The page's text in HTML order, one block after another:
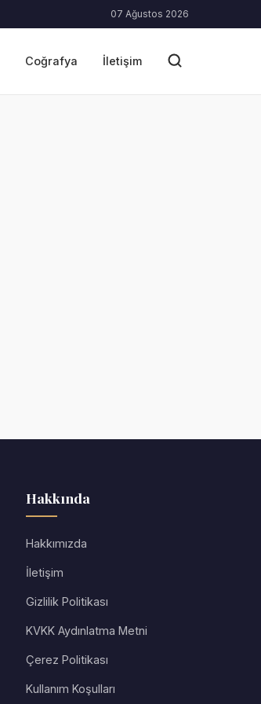
07 Ağustos 2026
Coğrafya İletişim
Hakkında
Hakkımızda
İletişim
Gizlilik Politikası
KVKK Aydınlatma Metni
Çerez Politikası
Kullanım Koşulları